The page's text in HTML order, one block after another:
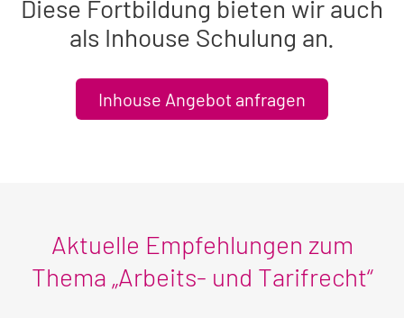
Diese Fortbildung bieten wir auch
als Inhouse Schulung an.
Inhouse Angebot anfragen
Aktuelle Empfehlungen zum
Thema „Arbeits- und Tarifrecht“